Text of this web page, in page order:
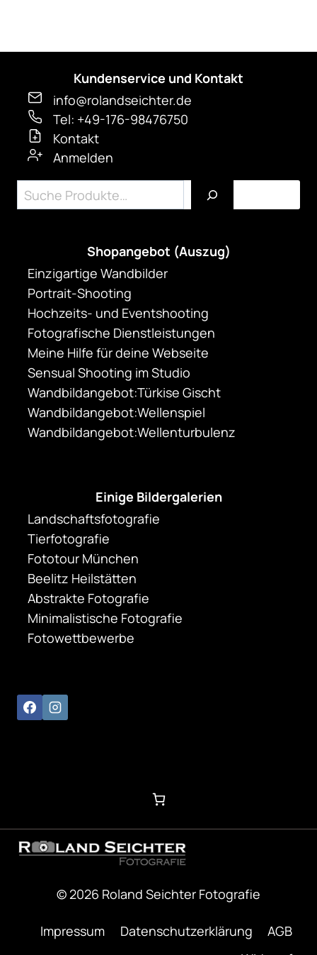
Kundenservice und Kontakt
info@rolandseichter.de
Tel: +49-176-98476750
Kontakt
Anmelden
Suchen
Shopangebot (Auszug)
Einzigartige Wandbilder
Portrait-Shooting
Hochzeits- und Eventshooting
Fotografische Dienstleistungen
Meine Hilfe für deine Webseite
Sensual Shooting im Studio
Wandbildangebot:Türkise Gischt
Wandbildangebot:Wellenspiel
Wandbildangebot:Wellenturbulenz
Einige Bildergalerien
Landschaftsfotografie
Tierfotografie
Fototour München
Beelitz Heilstätten
Abstrakte Fotografie
Minimalistische Fotografie
Fotowettbewerbe
© 2026 Roland Seichter Fotografie
Impressum Datenschutzerklärung
AGB